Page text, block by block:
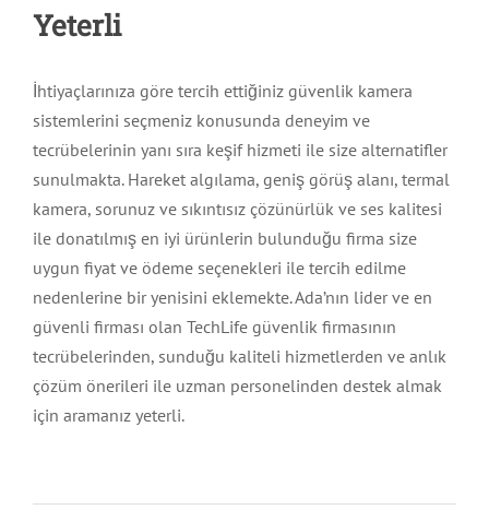
Yeterli
İhtiyaçlarınıza göre tercih ettiğiniz güvenlik kamera
sistemlerini seçmeniz konusunda deneyim ve
tecrübelerinin yanı sıra keşif hizmeti ile size alternatifler
sunulmakta. Hareket algılama, geniş görüş alanı, termal
kamera, sorunuz ve sıkıntısız çözünürlük ve ses kalitesi
ile donatılmış en iyi ürünlerin bulunduğu firma size
uygun fiyat ve ödeme seçenekleri ile tercih edilme
nedenlerine bir yenisini eklemekte. Ada’nın lider ve en
güvenli firması olan TechLife güvenlik firmasının
tecrübelerinden, sunduğu kaliteli hizmetlerden ve anlık
çözüm önerileri ile uzman personelinden destek almak
için aramanız yeterli.